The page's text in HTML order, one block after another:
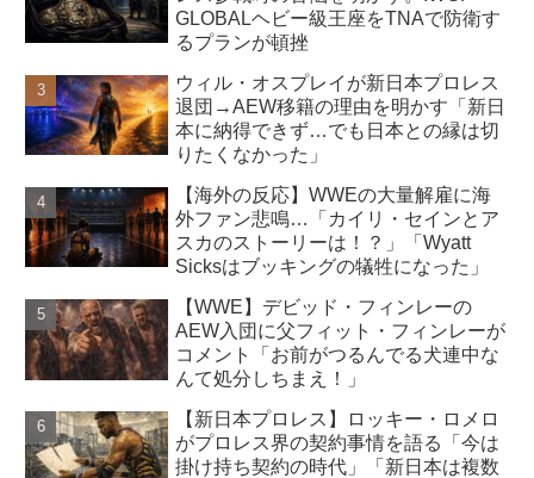
GLOBALヘビー級王座をTNAで防衛す
るプランが頓挫
ウィル・オスプレイが新日本プロレス
退団→AEW移籍の理由を明かす「新日
本に納得できず…でも日本との縁は切
りたくなかった」
【海外の反応】WWEの大量解雇に海
外ファン悲鳴…「カイリ・セインとア
スカのストーリーは！？」「Wyatt
Sicksはブッキングの犠牲になった」
【WWE】デビッド・フィンレーの
AEW入団に父フィット・フィンレーが
コメント「お前がつるんでる犬連中な
んて処分しちまえ！」
【新日本プロレス】ロッキー・ロメロ
がプロレス界の契約事情を語る「今は
掛け持ち契約の時代」「新日本は複数